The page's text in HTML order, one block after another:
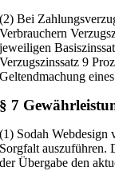
(2) Bei
Verbrauchern
jeweiligen
Verzugszinssatz 9
Geltendmachung
§ 7
(1) Sodah
Sorgfalt auszuführen.
der Übergabe den